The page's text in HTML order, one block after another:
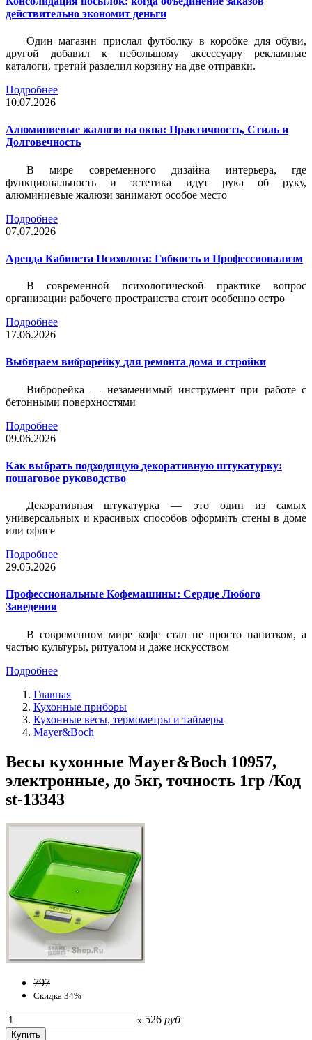
действительно экономит деньги
Один магазин прислал футболку в коробке для обуви,
другой добавил к небольшому аксессуару рекламные
каталоги, третий разделил корзину на две отправки.
Подробнее
10.07.2026
Алюминиевые жалюзи на окна: Практичность, Стиль и
Долговечность
В мире современного дизайна интерьера, где
функциональность и эстетика идут рука об руку,
алюминиевые жалюзи занимают особое место
Подробнее
07.07.2026
Аренда Кабинета Психолога: Гибкость и Профессионализм
В современной психологической практике вопрос
организации рабочего пространства стоит особенно остро
Подробнее
17.06.2026
Выбираем виброрейку для ремонта дома и стройки
Виброрейка — незаменимый инструмент при работе с
бетонными поверхностями
Подробнее
09.06.2026
Как выбрать подходящую декоративную штукатурку:
пошаговое руководство
Декоративная штукатурка — это один из самых
универсальных и красивых способов оформить стены в доме
или офисе
Подробнее
29.05.2026
Профессиональные Кофемашины: Сердце Любого
Заведения
В современном мире кофе стал не просто напитком, а
частью культуры, ритуалом и даже искусством
Подробнее
Главная
Кухонные приборы
Кухонные весы, термометры и таймеры
Mayer&Boch
Весы кухонные Mayer&Boch 10957,
электронные, до 5кг, точность 1гр /Код
st-13343
797
Скидка 34%
x 526 руб